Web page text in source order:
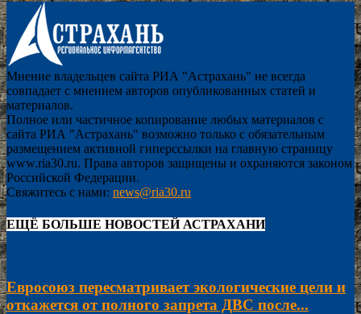
Мнение владельцев сайта РИА "Астрахань" не всегда
совпадает с мнением авторов опубликованных статей и
материалов.
Полное или частичное копирование любых материалов с
сайта РИА "Астрахань" возможно только с обязательным
размещением активной гиперссылки на главную страницу
www.ria30.ru. Права авторов защищены и охраняются законом
Российской Федерации.
Свяжитесь с нами: news@ria30.ru
ЕЩЁ БОЛЬШЕ НОВОСТЕЙ АСТРАХАНИ
Евросоюз пересматривает экологические цели и
откажется от полного запрета ДВС после...